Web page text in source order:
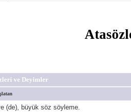
ve Deyimler
(de), büyük söz söyleme.